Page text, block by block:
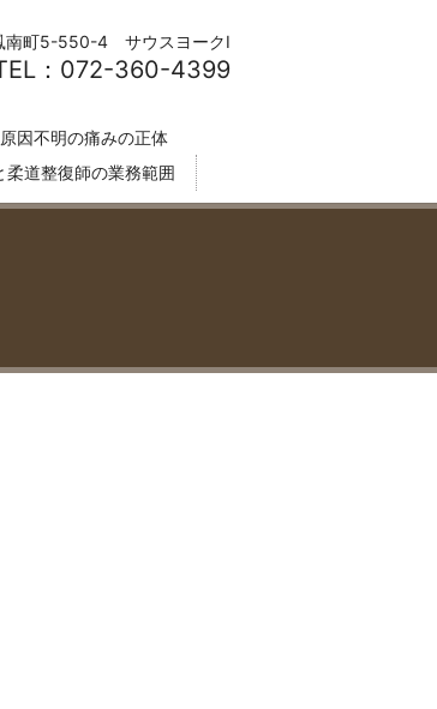
南町5-550-4 サウスヨークⅠ
：072-360-4399
因不明の痛みの正体
道整復師の業務範囲